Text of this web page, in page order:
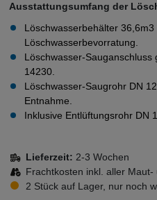
Ausstattungsumfang der
Löschwasserbehälter 36,6m3
Löschwasserbevorratung.
Löschwasser-Sauganschluss
14230.
Löschwasser-Saugrohr DN
Entnahme.
Inklusive Entlüftungsrohr DN
Lieferzeit: 2-3 Wochen
Frachtkosten inkl. aller
2 Stück auf Lager, nur noch